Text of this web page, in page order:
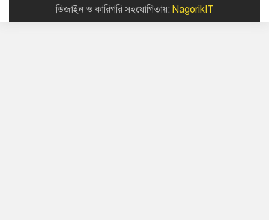
ডিজাইন ও কারিগরি সহযোগিতায়: NagorikIT